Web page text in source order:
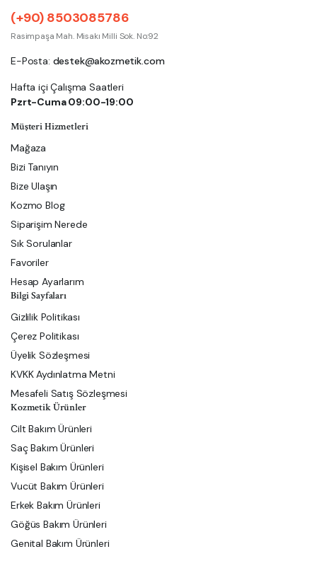
(+90) 8503085786
Rasimpaşa Mah. Misakı Milli Sok. No:92
E-Posta: destek@akozmetik.com
Hafta içi Çalışma Saatleri
Pzrt-Cuma 09:00-19:00
Müşteri Hizmetleri
Mağaza
Bizi Tanıyın
Bize Ulaşın
Kozmo Blog
Siparişim Nerede
Sık Sorulanlar
Favoriler
Hesap Ayarlarım
Bilgi Sayfaları
Gizlilik Politikası
Çerez Politikası
Üyelik Sözleşmesi
KVKK Aydınlatma Metni
Mesafeli Satış Sözleşmesi
Kozmetik Ürünler
Cilt Bakım Ürünleri
Saç Bakım Ürünleri
Kişisel Bakım Ürünleri
Vucüt Bakım Ürünleri
Erkek Bakım Ürünleri
Göğüs Bakım Ürünleri
Genital Bakım Ürünleri